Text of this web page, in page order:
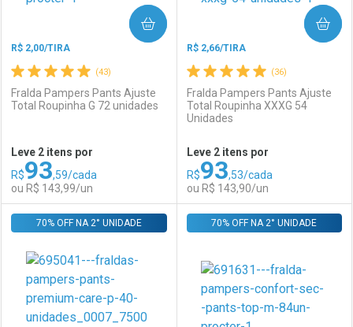
Comprar sem Desconto
Por R$ 146,90/cada
Comprar sem Desconto
Por R$ 146,90/cada
Comprar sem Desconto
Por R$ 143,90/cada
Comprar sem Desconto
Por R$ 143,90/cada
(43)
R$ 2,00/TIRA
Fralda Pampers Pants Ajuste
Total Roupinha G 72 unidades
Leve 2 itens por
R$93,59/cada
ou R$ 143,99/un
COMPRAR
FECHAR
Laboratório
FECHAR
Por Menos
(36)
R$ 2,66/TIRA
Fralda Pampers Pants Ajuste
Total Roupinha XXXG 54
Unidades
Leve 2 itens por
R$93,53/cada
ou R$ 143,90/un
COMPRAR
Laboratório
Por Menos
70% OFF NA 2° UNIDADE 70% OFF NA 2° UNIDADE